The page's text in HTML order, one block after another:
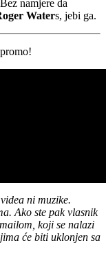
namjere da
Waters, jebi ga.
ni muzike.
Ako ste pak vlasnik
koji se nalazi
će biti uklonjen sa